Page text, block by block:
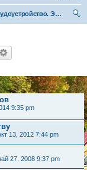
Трудоустройство. Экодело
9:35 pm
13, 2012 7:44 pm
27, 2008 9:37 pm